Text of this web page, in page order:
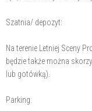
Szatnia/ depozyt:
Na terenie Letniej Sceny
będzie także można
lub gotówką).
Parking: